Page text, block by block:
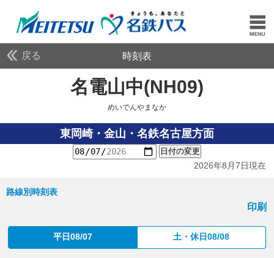
戻る 時刻表
名電山中(NH09)
めいでんやまなか
東岡崎・金山・名鉄名古屋方面
日付の変更
2026年8月7日現在
路線別時刻表
印刷
平日08/07 土・休日08/08